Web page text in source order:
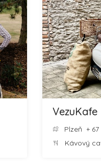
VezuKafe
Plzeň +
Kávový